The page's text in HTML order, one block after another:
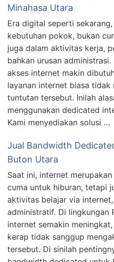
Minahasa Utara
Era digital seperti
kebutuhan pokok, bukan
juga dalam aktivitas kerja,
bahkan urusan administrasi.
akses internet makin
layanan internet biasa tidak
tuntutan tersebut. Inilah
menggunakan dedicated
Kami menyediakan solusi …
Jual Bandwidth
Buton Utara
Saat ini, internet
cuma untuk hiburan, tetapi
aktivitas belajar via
administratif. Di lingkungan
internet semakin
kerap tidak sanggup
tersebut. Di sinilah